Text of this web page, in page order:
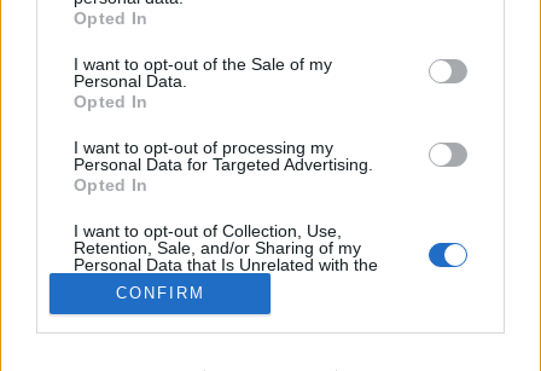
grant or deny consent to Google and its third-party tags to
use your data for below specified purposes in below Google
consent section.
Opted In
I want to opt-out of the Sale of my
Personal Data.
Opted In
I want to opt-out of processing my
Personal Data for Targeted Advertising.
Opted In
I want to opt-out of Collection, Use,
Retention, Sale, and/or Sharing of my
Personal Data that Is Unrelated with the
Purposes for which it was collected.
Opted Out
CONFIRM